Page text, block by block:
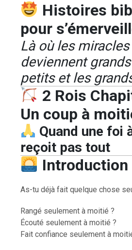
Histoires
pour
Là où les
deviennent
petits et les
2 Rois
Un coup à
Quand une foi
reçoit pas tout
Introduction
As-tu déjà fait quelque chose
Rangé seulement à moitié ?
Écouté seulement à moitié ?
Fait confiance seulement à